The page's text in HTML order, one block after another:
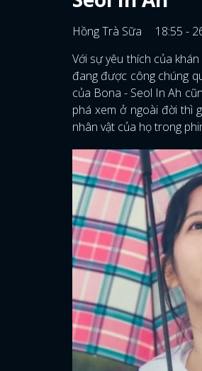
Hồng Trà Sữa
18:55 -
Với sự yêu thích của
đang được công chúng
của Bona - Seol In Ah
phá xem ở ngoài đời thì
nhân vật của họ trong